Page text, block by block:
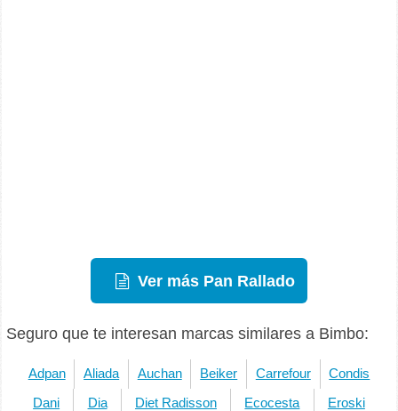
Ver más Pan Rallado
Seguro que te interesan marcas similares a Bimbo:
Adpan Aliada Auchan Beiker Carrefour Condis
Dani Dia Diet Radisson Ecocesta Eroski